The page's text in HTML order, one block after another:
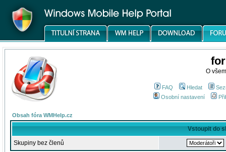
O
FAQ Hledat
Osobní nastavení
Obsah fóra WMHelp.cz
Vstoupit do
Skupiny bez členů